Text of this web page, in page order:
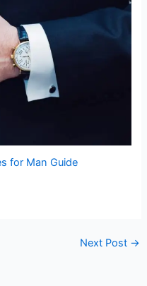
for Man Guide
Next Post →